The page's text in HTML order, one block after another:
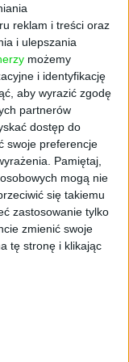
reklam i treści oraz
i ulepszania
możemy
i identyfikację
aby wyrazić zgodę
partnerów
dostęp do
swoje preferencje
Pamiętaj,
mogą nie
się takiemu
zastosowanie tylko
zmienić swoje
tę stronę i klikając
dalszą
w
i cieszymy
w
dostępnej
Infermedica
i